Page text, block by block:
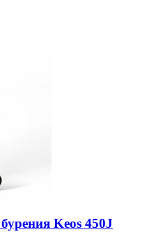
Keos 450J